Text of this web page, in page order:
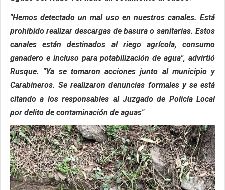
"Hemos detectado un mal uso en nuestros canales. Está
prohibido realizar descargas de basura o sanitarias. Estos
canales están destinados al riego agrícola, consumo
ganadero e incluso para potabilización de agua", advirtió
Rusque. "Ya se tomaron acciones junto al municipio y
Carabineros. Se realizaron denuncias formales y se está
citando a los responsables al Juzgado de Policía Local
por delito de contaminación de aguas".